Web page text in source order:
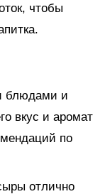
чтобы
блюдами и
вкус и аромат
по
отлично